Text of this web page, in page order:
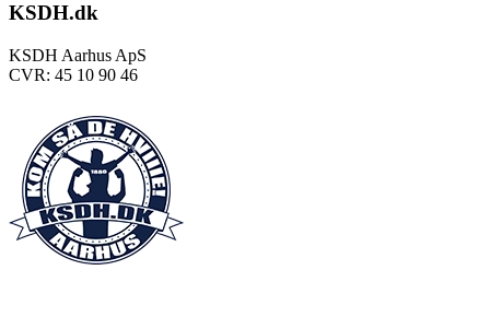
KSDH.dk
KSDH Aarhus ApS
CVR: 45 10 90 46